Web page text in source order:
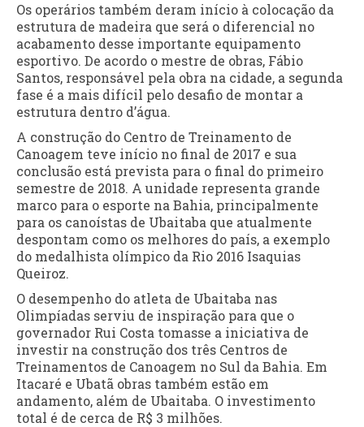
Os operários também deram início à colocação da
estrutura de madeira que será o diferencial no
acabamento desse importante equipamento
esportivo. De acordo o mestre de obras, Fábio
Santos, responsável pela obra na cidade, a segunda
fase é a mais difícil pelo desafio de montar a
estrutura dentro d’água.
A construção do Centro de Treinamento de
Canoagem teve início no final de 2017 e sua
conclusão está prevista para o final do primeiro
semestre de 2018. A unidade representa grande
marco para o esporte na Bahia, principalmente
para os canoístas de Ubaitaba que atualmente
despontam como os melhores do país, a exemplo
do medalhista olímpico da Rio 2016 Isaquias
Queiroz.
O desempenho do atleta de Ubaitaba nas
Olimpíadas serviu de inspiração para que o
governador Rui Costa tomasse a iniciativa de
investir na construção dos três Centros de
Treinamentos de Canoagem no Sul da Bahia. Em
Itacaré e Ubatã obras também estão em
andamento, além de Ubaitaba. O investimento
total é de cerca de R$ 3 milhões.